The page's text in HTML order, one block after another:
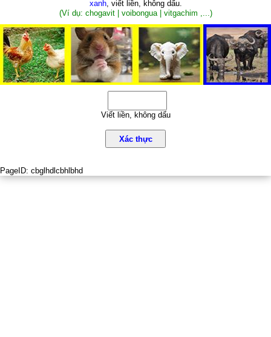
xanh, viết liền, không dấu.
(Ví dụ: chogavit | voibongua | vitgachim ,...)
Viết liền, không dấu
Xác thực
PageID: cbglhdlcbhlbhd